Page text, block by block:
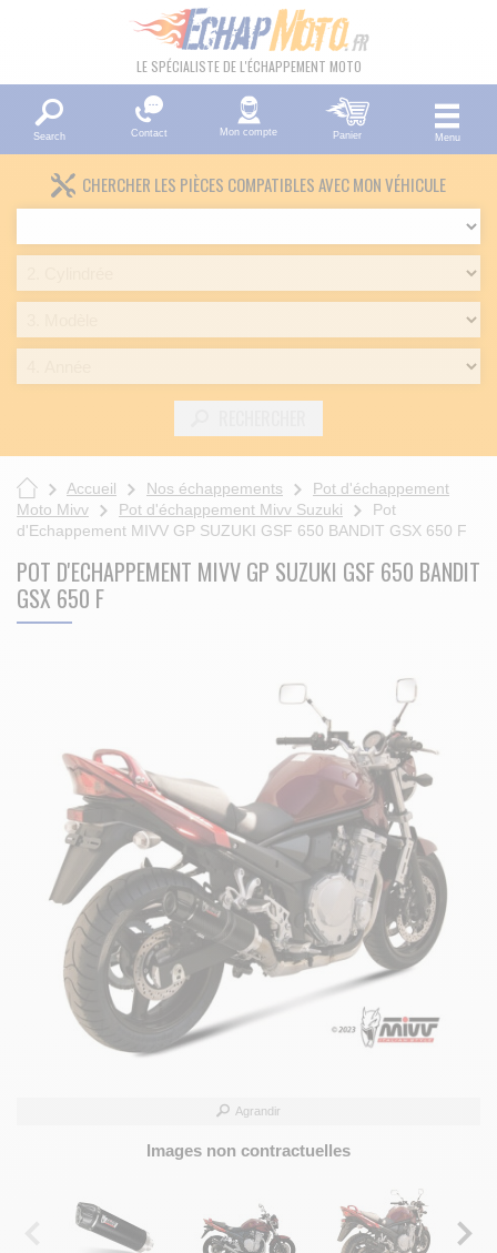
LE SPÉCIALISTE DE L'ÉCHAPPEMENT MOTO
Search Contact Mon compte Panier Menu
CHERCHER LES PIÈCES COMPATIBLES AVEC MON VÉHICULE
Accueil Nos échappements
Pot d'échappement
Moto Mivv
Pot d'échappement Mivv Suzuki
Pot
d'Echappement MIVV GP SUZUKI GSF 650 BANDIT GSX 650 F
POT D'ECHAPPEMENT MIVV GP SUZUKI GSF 650 BANDIT
GSX 650 F
Agrandir
Images non contractuelles